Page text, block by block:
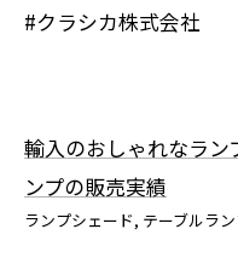
#クラシカ株式会社
輸入のおしゃれなラン
ンプの販売実績
ランプシェード テーブルラ